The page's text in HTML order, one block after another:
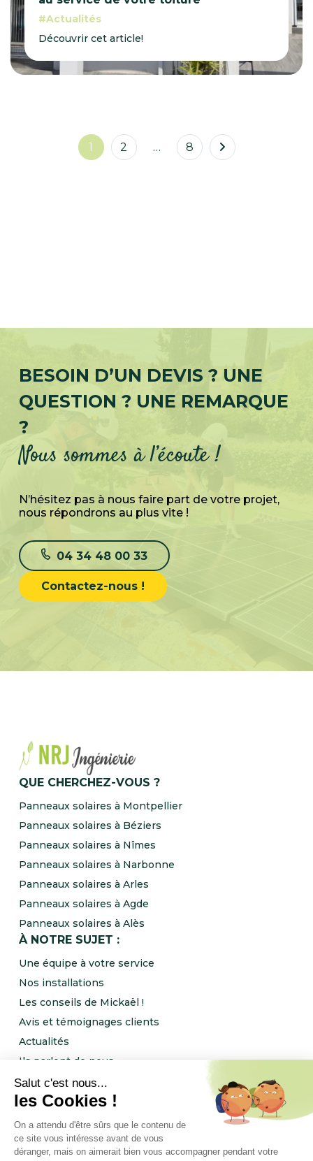
Actualités
Découvrir cet article!
1 2 … 8
BESOIN D’UN DEVIS ? UNE
QUESTION ? UNE REMARQUE
?
Nous sommes à l’écoute !
N’hésitez pas à nous faire part de votre projet,
nous répondrons au plus vite !
04 34 48 00 33
Contactez-nous !
QUE CHERCHEZ-VOUS ?
Panneaux solaires à Montpellier
Panneaux solaires à Béziers
Panneaux solaires à Nîmes
Panneaux solaires à Narbonne
Panneaux solaires à Arles
Panneaux solaires à Agde
Panneaux solaires à Alès
À NOTRE SUJET :
Une équipe à votre service
Nos installations
Les conseils de Mickaël !
Avis et témoignages clients
Actualités
Ils parlent de nous
Rejoignez l’équipe NRJ Ingénierie !
Notre programme de parrainage